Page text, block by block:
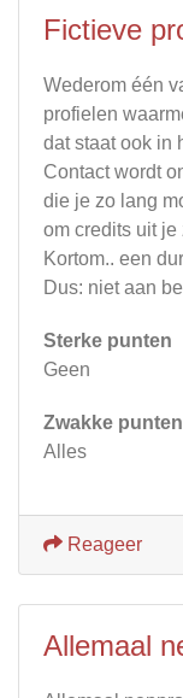
Fictieve
Wederom één
profielen
dat staat ook in
Contact wordt
die je zo lang
om credits uit je
Kortom.. een
Dus: niet aan
Sterke punten
Geen
Zwakke punten
Alles
Reageer
Allemaal